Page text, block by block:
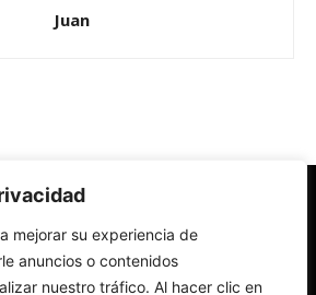
mejorar su experiencia de
anuncios o contenidos
nuestro tráfico. Al hacer clic en
Juan
la Iglesia católica y la sociedad